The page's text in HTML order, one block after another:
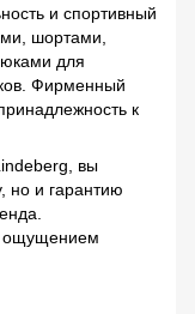
и спортивный
шортами,
для
Фирменный
к
вы
но и гарантию
ощущением